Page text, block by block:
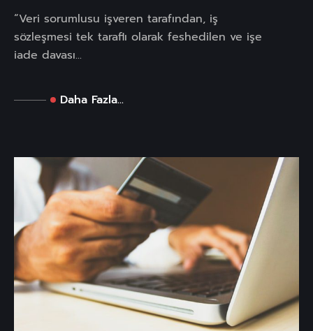
“Veri sorumlusu işveren tarafından, iş
sözleşmesi tek taraflı olarak feshedilen ve işe
iade davası...
Daha Fazla...